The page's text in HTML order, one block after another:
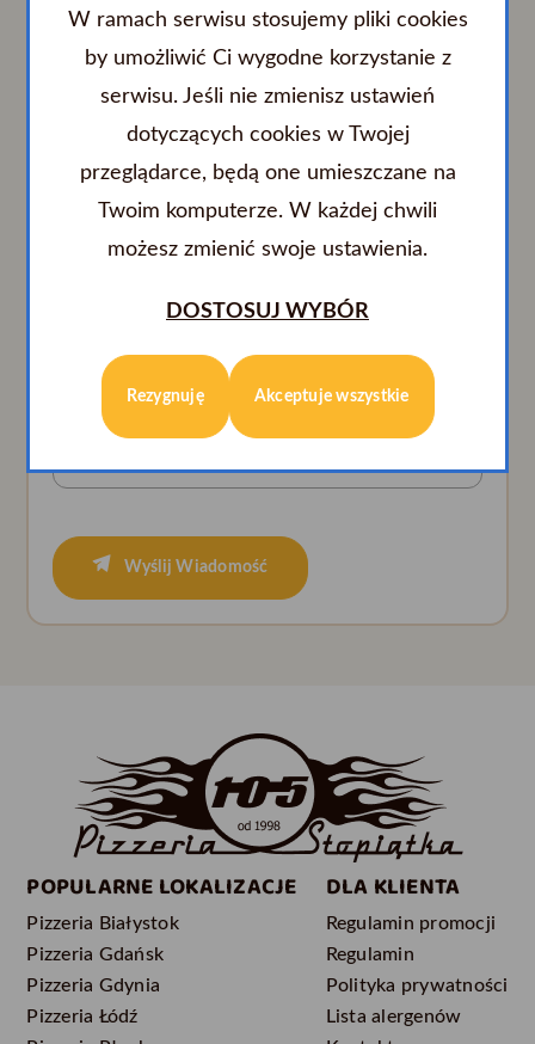
Osoba kontaktowa*
E-mail*
Wyślij Wiadomość
POPULARNE LOKALIZACJE
Pizzeria Białystok
Pizzeria Gdańsk
Pizzeria Gdynia
Pizzeria Łódź
DLA KLIENTA
Regulamin promocji
Regulamin
Polityka prywatności
Lista alergenów
W ramach serwisu stosujemy pliki cookies
by umożliwić Ci wygodne korzystanie z
serwisu. Jeśli nie zmienisz ustawień
dotyczących cookies w Twojej
przeglądarce, będą one umieszczane na
Twoim komputerze. W każdej chwili
możesz zmienić swoje ustawienia.
DOSTOSUJ WYBÓR
Rezygnuję Akceptuje wszystkie